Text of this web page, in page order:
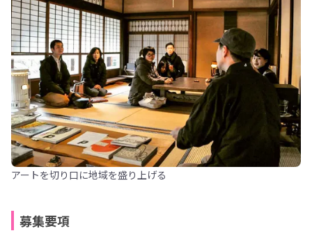
アートを切り口に地域を盛り上げる
募集要項